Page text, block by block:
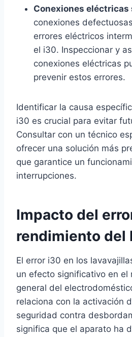
Conexiones eléctricas
conexiones
errores eléctricos
el i30. Inspeccionar y
conexiones eléctricas
prevenir estos errores.
Identificar la causa
i30 es crucial para evitar
Consultar con un técnico
ofrecer una solución más
que garantice un
interrupciones.
Impacto del
rendimiento del
El error i30 en los
un efecto significativo en el
general del
relaciona con la activación
seguridad contra
significa que el aparato ha